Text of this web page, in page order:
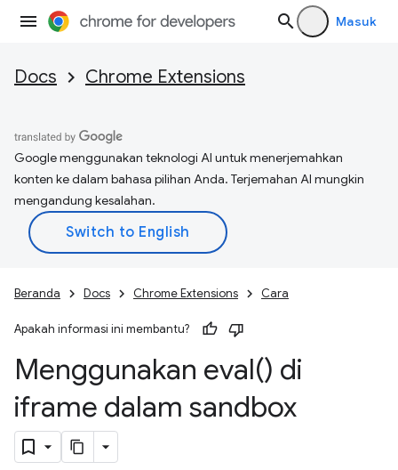
Masuk
Docs Chrome Extensions
Google menggunakan teknologi AI untuk menerjemahkan
konten ke dalam bahasa pilihan Anda. Terjemahan AI mungkin
mengandung kesalahan.
Beranda Docs Chrome Extensions Cara
Apakah informasi ini membantu?
Menggunakan eval() di
iframe dalam sandbox